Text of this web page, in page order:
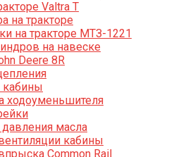
Valtra T
на тракторе
на тракторе МТЗ-1221
на навеске
Deere 8R
кабины
ходоуменьшителя
масла
кабины
Common Rail